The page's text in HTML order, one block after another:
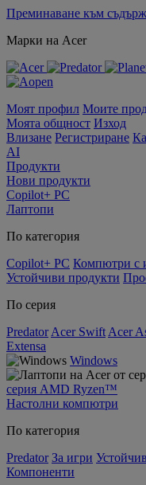
Преминаване към
Марки на Acer
Моят профил Моите
Моята общност Изход
Влизане Регистриране
AI
Продукти
Нови продукти
Copilot+ PC
Лаптопи
По категория
Copilot+ PC Компютри с
Устойчиви продукти
По серия
Predator Acer Swift Acer
Extensa
Windows
серия AMD Ryzen™
Настолни компютри
По категория
Predator За игри
Компоненти